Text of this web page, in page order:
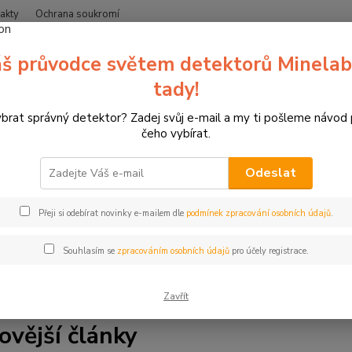
Ochrana soukromí
Hledat
blogu zipsy.cz. Jsme specializovaný prodejce detektorů
vše, co potřebujete vědět. Najdete zde tipy a rady pro
také články o lukostřelbě, 3D terčích a závodech. Ať už jste
články
průvodce světem detektorů
tady!
správný detektor? Zadej svůj e-mail a my ti pošleme návod
čeho vybírat.
Odeslat
Přeji si odebírat novinky e-mailem dle podmínek zpracování osobních údajů.
Souhlasím se zpracováním osobních údajůpro účely registrace.
Zavřít